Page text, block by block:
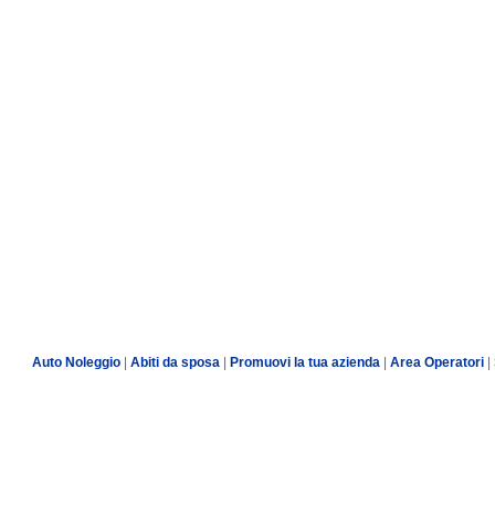
Auto Noleggio| Abiti da sposa| Promuovi la tua azienda Area Operatori